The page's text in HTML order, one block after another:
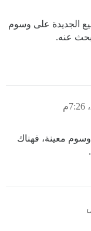
الجديدة على وسوم
عنه.
معينة، فهناك